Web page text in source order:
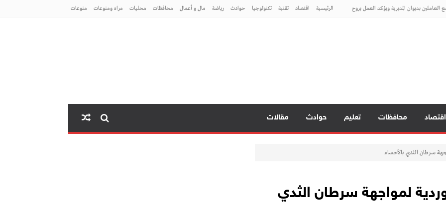
بديوان المديرية ويؤكد العمل بروح
صحفية وغير مقيدة بجداول النقابة
بديوان المديرية ويؤكد العمل بروح
الرئيسية اقتصاد تقنية تكنولوجيا حوادث رياضة مال و أعمال محافظات محليات مراه ومنوعات منوعات
اقتصاد محافظات تعليم حوادث مقالات
سرطان الثدي بالأحساء
لمواجهة سرطان الثدي